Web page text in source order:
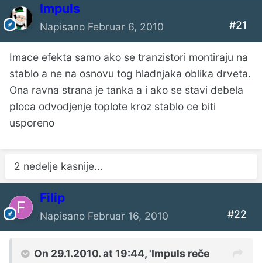
Impuls
Napisano Februar 6, 2010 #21
Imace efekta samo ako se tranzistori montiraju na
stablo a ne na osnovu tog hladnjaka oblika drveta.
Ona ravna strana je tanka a i ako se stavi debela
ploca odvodjenje toplote kroz stablo ce biti
usporeno
2 nedelje kasnije...
Filip
Napisano Februar 16, 2010 #22
On 29.1.2010. at 19:44, 'Impuls reče